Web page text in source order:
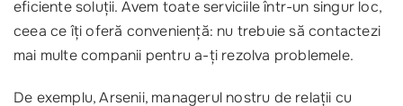
eficiente soluții. Avem toate serviciile într-un singur loc,
ceea ce îți oferă conveniență: nu trebuie să contactezi
mai multe companii pentru a-ți rezolva problemele.
De exemplu, Arsenii, managerul nostru de relații cu